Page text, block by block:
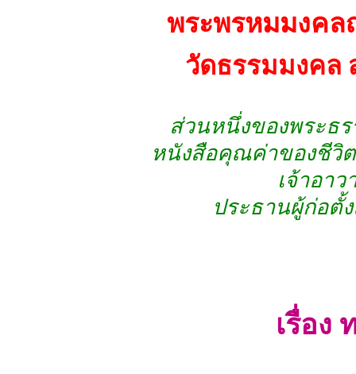
พระพรหมมงค
วัดธรรมมงคล
ส่วนหนึ่งของพระธร
หนังสือคุณค่าของชีวิ
เจ้าอา
ประธานผู้ก่อตั้
เรื่อง